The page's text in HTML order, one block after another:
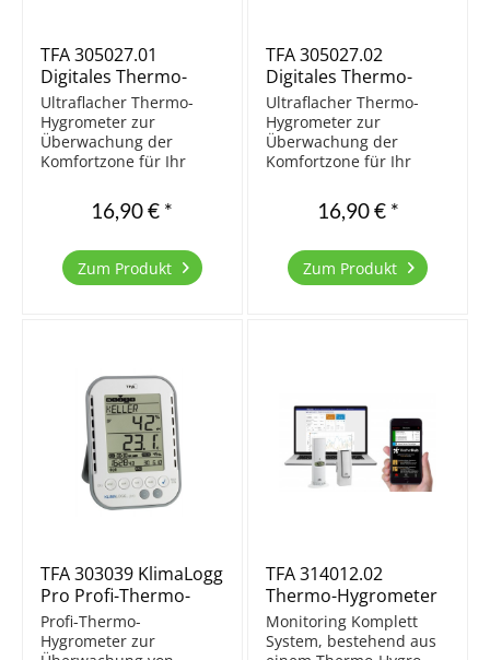
TFA 305027.01
Digitales Thermo-
Hygrometer
Ultraflacher Thermo-
Hygrometer zur
Überwachung der
Komfortzone für Ihr
einem schönen Gehäuse
untergebracht.
Gehäuse. Umschaltbar
°C/°F Max-Min Speicher
16,90 € *
Zum Produkt
TFA 305027.02
Digitales Thermo-
Hygrometer
Ultraflacher Thermo-
Hygrometer zur
Überwachung der
Komfortzone für Ihr
einem schönen Gehäuse
untergebracht.
Gehäuse. Umschaltbar
°C/°F Max-Min Speicher
16,90 € *
Zum Produkt
TFA 303039 KlimaLogg
Pro Profi-Thermo-
Hygrometer
Profi-Thermo-
Hygrometer zur
TFA 314012.02
Thermo-Hygrometer
Set für WEATHERHUB
Monitoring Komplett
System, bestehend aus